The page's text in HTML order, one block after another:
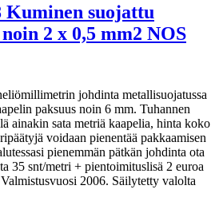
Kuminen suojattu
2 x 0,5 mm2 NOS
johdinta metallisuojatussa
paksuus noin 6 mm. Tuhannen
ainakin sata metriä kaapelia, hinta koko
voidaan pienentää pakkaamisen
pienemmän pätkän johdinta ota
35 snt/metri + pientoimituslisä 2 euroa
2006. Säilytetty valolta